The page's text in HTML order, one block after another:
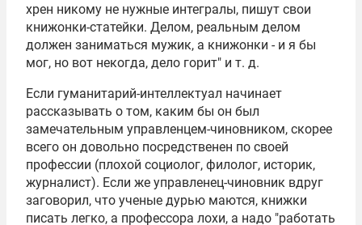
хрен никому не нужные интегралы, пишут свои
книжонки-статейки. Делом, реальным делом
должен заниматься мужик, а книжонки - и я бы
мог, но вот некогда, дело горит" и т. д.
Если гуманитарий-интеллектуал начинает
рассказывать о том, каким бы он был
замечательным управленцем-чиновником, скорее
всего он довольно посредственен по своей
профессии (плохой социолог, филолог, историк,
журналист). Если же управленец-чиновник вдруг
заговорил, что ученые дурью маются, книжки
писать легко, а профессора лохи, а надо "работать